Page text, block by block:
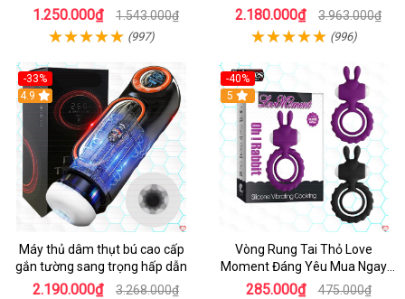
ngay
1.250.000₫ 1.543.000₫
(997)
2.180.000₫ 3.963.000₫
(996)
-33%
Hot
4.9
Máy thủ dâm thụt bú cao cấp
gắn tường sang trọng hấp dẫn
2.190.000₫ 3.268.000₫
-40%
5
Vòng Rung Tai Thỏ Love
Moment Đáng Yêu Mua Ngay
Giá Tốt
285.000₫ 475.000₫